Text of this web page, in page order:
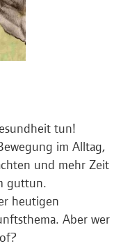
tun!
im Alltag,
und mehr Zeit
guttun.
heutigen
Aber wer